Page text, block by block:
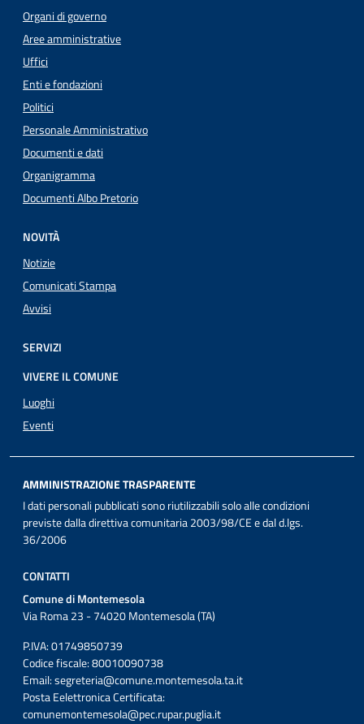
Organi di governo
Aree amministrative
Uffici
Enti e fondazioni
Politici
Personale Amministrativo
Documenti e dati
Organigramma
Documenti Albo Pretorio
NOVITÀ
Notizie
Comunicati Stampa
Avvisi
SERVIZI
VIVERE IL COMUNE
Luoghi
Eventi
AMMINISTRAZIONE TRASPARENTE
I dati personali pubblicati sono riutilizzabili solo alle condizioni
previste dalla direttiva comunitaria 2003/98/CE e dal d.lgs.
36/2006
CONTATTI
Comune di Montemesola
Via Roma 23 - 74020 Montemesola (TA)
P.IVA: 01749850739
Codice fiscale: 80010090738
Email:segreteria@comune.montemesola.ta.it
Posta Eelettronica Certificata:
comunemontemesola@pec.rupar.puglia.it